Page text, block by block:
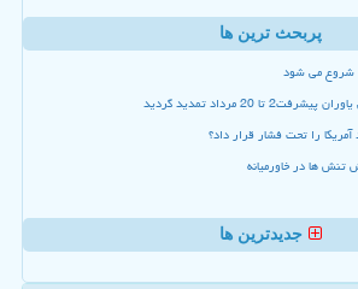
پربحث ترین ها
شروع می شود
20 مرداد تمدید گردید
را تحت فشار قرار داد؟
تنش ها در خاورمیانه
جدیدترین ها